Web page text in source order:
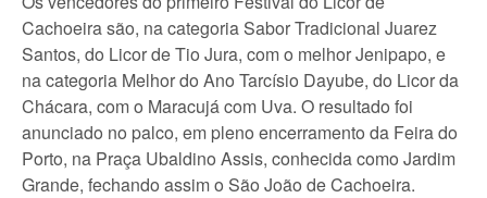
Cachoeira são, na categoria Sabor Tradicional Juarez
Santos, do Licor de Tio Jura, com o melhor Jenipapo, e
na categoria Melhor do Ano Tarcísio Dayube, do Licor da
Chácara, com o Maracujá com Uva. O resultado foi
anunciado no palco, em pleno encerramento da Feira do
Porto, na Praça Ubaldino Assis, conhecida como Jardim
Grande, fechando assim o São João de Cachoeira.